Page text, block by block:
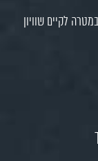
לקיים שוויון